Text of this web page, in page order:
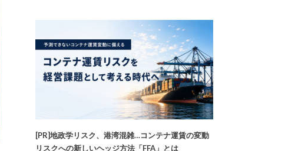
[PR]地政学リスク、港湾混雑…コンテナ運賃の変動
リスクへの新しいヘッジ方法「FFA」とは